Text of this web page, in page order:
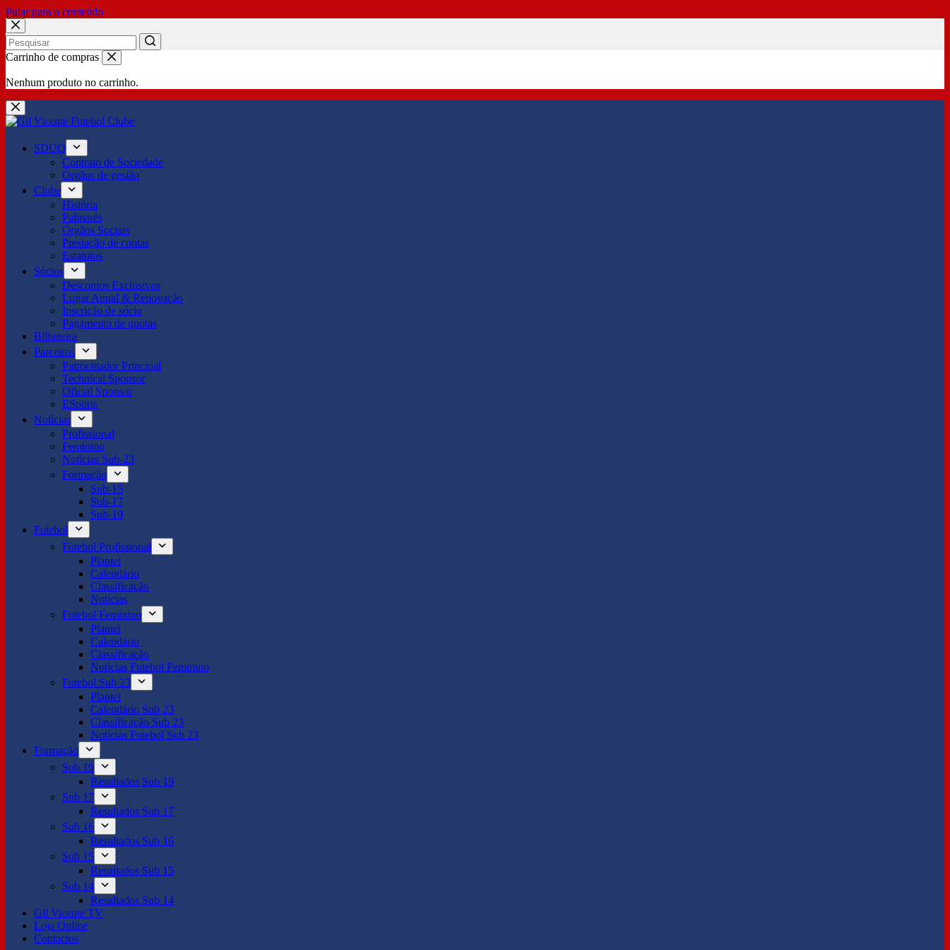
Pular para o conteúdo
No
Carrinho de compras
Nenhum produto no carrinho.
SDUQ
Contrato de Sociedade
Órgãos de gestão
Clube
História
Palmarés
Órgãos Sociais
Prestação de contas
Estatutos
Sócios
Descontos Exclusivos
Lugar Anual & Renovação
Inscrição de sócio
Pagamento de quotas
Bilheteira
Parceiros
Patrocinador Principal
Technical Sponsor
Oficial Sponsor
ESports
Notícias
Profissional
Feminino
Notícias Sub-23
Formação
Sub-15
Sub-17
Sub-19
Futebol
Futebol Profissional
Plantel
Calendário
Classificação
Notícias
Futebol Feminino
Plantel
Calendário
Classificação
Notícias Futebol Feminino
Futebol Sub 23
Plantel
Calendário Sub 23
Classificação Sub 23
Notícias Futebol Sub 23
Formação
Sub 19
Resultados Sub 19
Sub 17
Resultados Sub 17
Sub 16
Resultados Sub 16
Sub 15
Resultados Sub 15
Sub 14
Resultados Sub 14
Gil Vicente TV
Loja Online
Contactos